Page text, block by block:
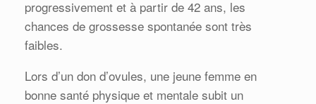
progressivement et à partir de 42 ans, les
chances de grossesse spontanée sont très
faibles.
Lors d’un don d’ovules, une jeune femme en
bonne santé physique et mentale subit un